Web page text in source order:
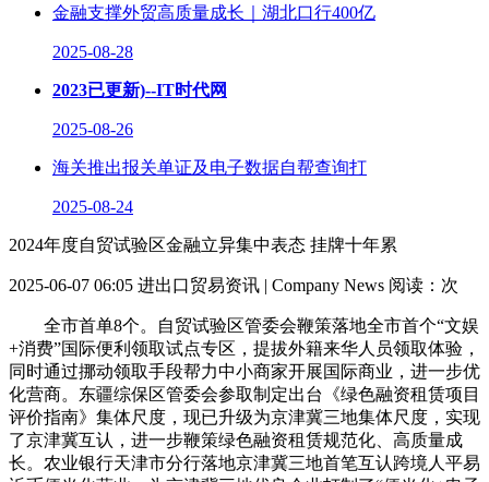
金融支撑外贸高质量成长｜湖北口行400亿
2025-08-28
2023已更新)--IT时代网
2025-08-26
海关推出报关单证及电子数据自帮查询打
2025-08-24
2024年度自贸试验区金融立异集中表态 挂牌十年累
2025-06-07 06:05 进出口贸易资讯 | Company News 阅读： 次
全市首单8个。自贸试验区管委会鞭策落地全市首个“文娱
+消费”国际便利领取试点专区，提拔外籍来华人员领取体验，
同时通过挪动领取手段帮力中小商家开展国际商业，进一步优
化营商。东疆综保区管委会参取制定出台《绿色融资租赁项目
评价指南》集体尺度，现已升级为京津冀三地集体尺度，实现
了京津冀互认，进一步鞭策绿色融资租赁规范化、高质量成
长。农业银行天津市分行落地京津冀三地首笔互认跨境人平易